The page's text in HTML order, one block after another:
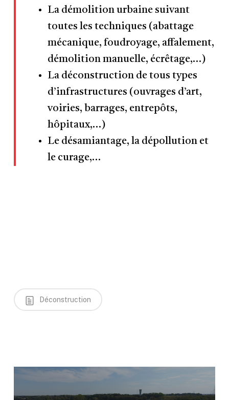
La démolition urbaine suivant
toutes les techniques (abattage
mécanique, foudroyage, affalement,
démolition manuelle, écrêtage,…)
La déconstruction de tous types
d’infrastructures (ouvrages d’art,
voiries, barrages, entrepôts,
hôpitaux,…)
Le désamiantage, la dépollution et
le curage,…
Déconstruction